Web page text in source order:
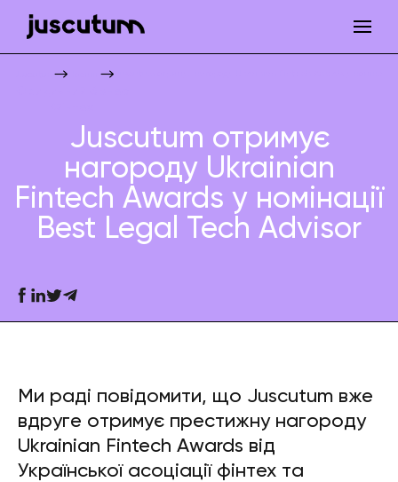
Juscutum отримує
нагороду Ukrainian
Fintech Awards у номінації
Best Legal Tech Advisor
Ми раді повідомити, що Juscutum вже
вдруге отримує престижну нагороду
Ukrainian Fintech Awards від
Української асоціації фінтех та